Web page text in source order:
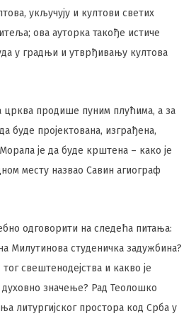
укључују и култови светих
ова ауторка такође истиче
у градњи и утврђивању култова
црква продише пуним плућима, а за
буде пројектована, изграђена,
је да буде крштена – како је
месту назвао Савин агиограф
одговорити на следећа питања:
Милутинова студеничка задужбина?
свештенодејства и какво је
значење? Рад Теолошко
литургијског простора код Срба у